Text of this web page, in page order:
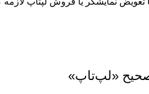
صحیح «لپ‌تاپ»